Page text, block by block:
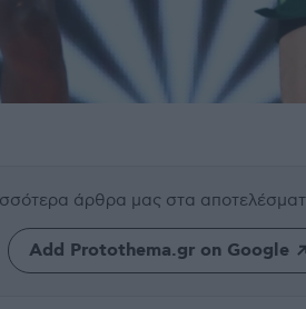
άρθρα μας στα
Add Protothema.gr on Google